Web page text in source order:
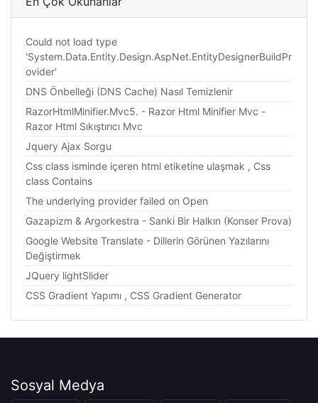
Could not load type
'System.Data.Entity.Design.AspNet.EntityDesignerBuildPr
ovider'
DNS Önbelleği (DNS Cache) Nasıl Temizlenir
RazorHtmlMinifier.Mvc5. - Razor Html Minifier Mvc -
Razor Html Sıkıştırıcı Mvc
Jquery Ajax Sorgu
Css class isminde içeren html etiketine ulaşmak , Css
class Contains
The underlying provider failed on Open
Gazapizm & Argorkestra - Sanki Bir Halkın (Konser Prova)
Google Website Translate - Dillerin Görünen Yazılarını
Değiştirmek
JQuery lightSlider
CSS Gradient Yapımı , CSS Gradient Generator
Sosyal Medya